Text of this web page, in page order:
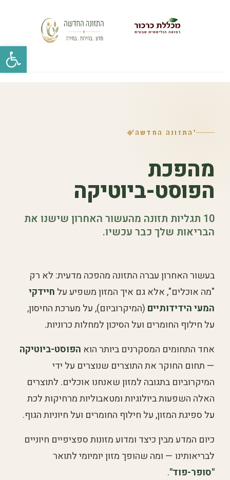
פתח
'התזונה החדשה'
מהפכת
הפוסט-ביוטיקה
10 תגליות תזונה מהעשור האחרון שישנו את
הבריאות שלך כבר עכשיו.
בעשור האחרון עברה התזונה מהפכה מדעית: לא רק
"מה אוכלים", אלא גם איך המזון משפיע על חיידקי
המעי הידידותיים (המיקרוביום), על מערכת החיסון,
על חילוף החומרים ועל הסיכון למחלות כרוניות.
אחד התחומים המסקרנים ביותר הוא הפוסט-ביוטיקה
— תחום החוקר את התוצרים שנוצרים על ידי
המיקרוביום בתגובה למזון שאנחנו אוכלים. לתוצרים
האלה השפעות ביולוגיות ומטאבוליות מרחיקות לכת
על ספיגת המזון, על חילוף החומרים ועל חיוניות הגוף.
כיום המדע מבין כיצד ומדוע מזונות ספציפיים חיוניים
לבריאותינו — ומה שהופך מזון יומיומי לתואר
"סופר-פוד".